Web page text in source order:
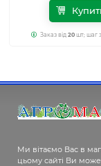
Заказ від 20шт; шаг
Ми вітаємо Вас в
цьому сайті Ви